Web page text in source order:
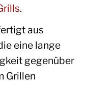
.
aus
eine lange
gegenüber
Grillen